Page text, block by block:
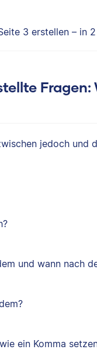
3 erstellen – in
jedoch und
und wann nach
ein Komma